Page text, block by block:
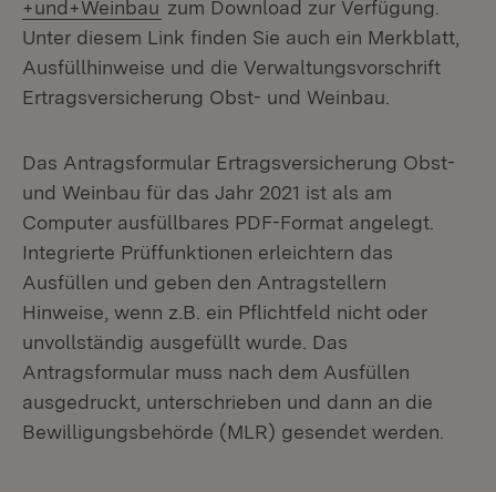
+und+Weinbau zum Download zur Verfügung.
Unter diesem Link finden Sie auch ein Merkblatt,
Ausfüllhinweise und die Verwaltungsvorschrift
Ertragsversicherung Obst- und Weinbau.
Das Antragsformular Ertragsversicherung Obst-
und Weinbau für das Jahr 2021 ist als am
Computer ausfüllbares PDF-Format angelegt.
Integrierte Prüffunktionen erleichtern das
Ausfüllen und geben den Antragstellern
Hinweise, wenn z.B. ein Pflichtfeld nicht oder
unvollständig ausgefüllt wurde. Das
Antragsformular muss nach dem Ausfüllen
ausgedruckt, unterschrieben und dann an die
Bewilligungsbehörde (MLR) gesendet werden.